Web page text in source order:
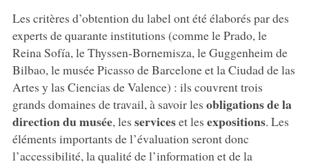
Les critères d’obtention du label ont été élaborés par des
experts de quarante institutions (comme le Prado, le
Reina Sofía, le Thyssen-Bornemisza, le Guggenheim de
Bilbao, le musée Picasso de Barcelone et la Ciudad de las
Artes y las Ciencias de Valence) : ils couvrent trois
grands domaines de travail, à savoir les obligations de la
direction du musée, les serviceset les expositions. Les
éléments importants de l’évaluation seront donc
l’accessibilité, la qualité de l’information et de la